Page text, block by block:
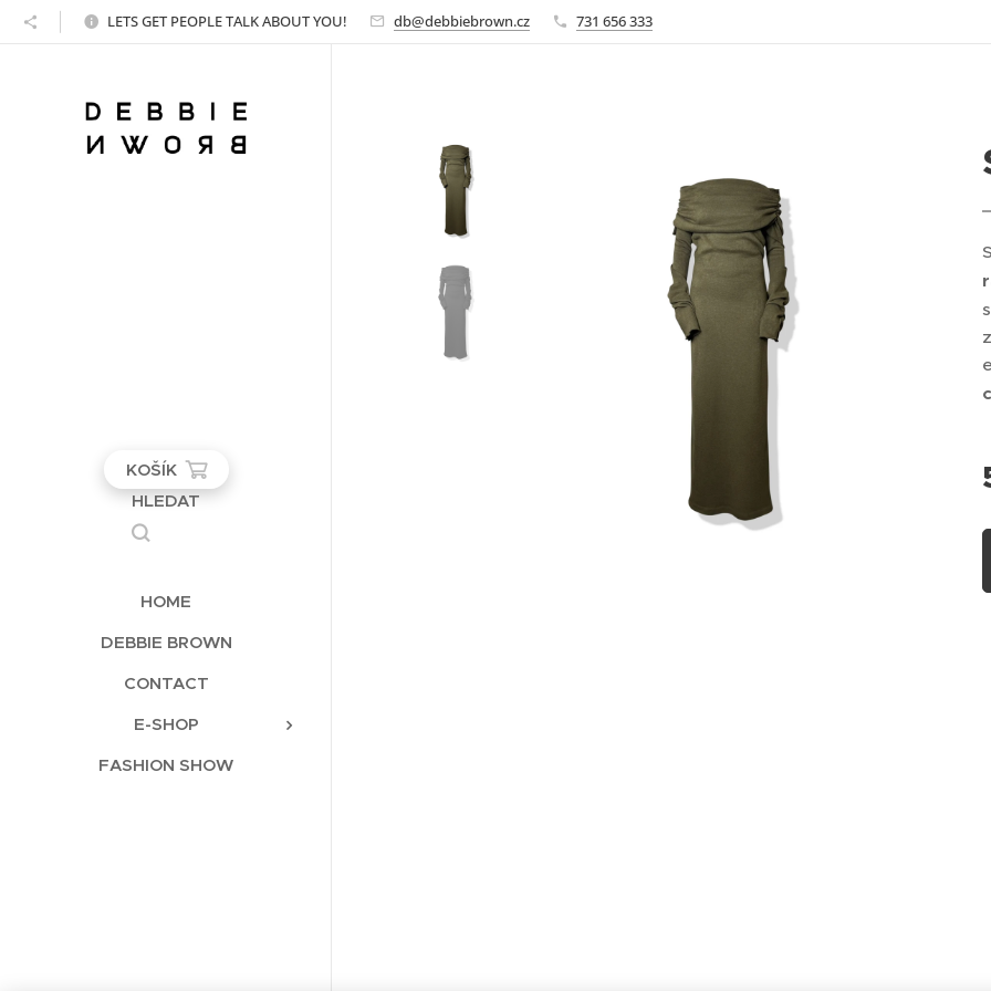
LETS GET PEOPLE TALK ABOUT YOU! db@debbiebrown.cz 731 656 333
KOŠÍK
HLEDAT
HOME
DEBBIE BROWN
CONTACT
E-SHOP
FASHION SHOW